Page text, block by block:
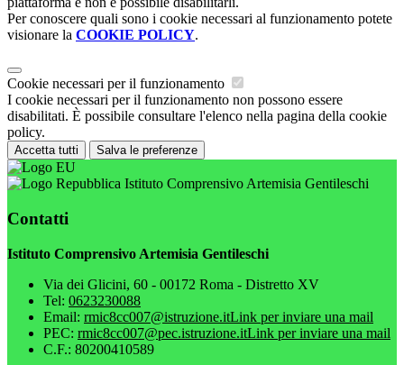
Per conoscere quali sono i cookie necessari al funzionamento potete
visionare la COOKIE POLICY.
Cookie necessari per il funzionamento
I cookie necessari per il funzionamento non possono essere
disabilitati. È possibile consultare l'elenco nella pagina della cookie
policy.
Accetta tutti Salva le preferenze
Istituto Comprensivo Artemisia Gentileschi
Contatti
Istituto Comprensivo Artemisia Gentileschi
Via dei Glicini, 60 - 00172 Roma - Distretto XV
Tel: 0623230088
Email: rmic8cc007@istruzione.itLink per inviare una mail
PEC: rmic8cc007@pec.istruzione.itLink per inviare una mail
C.F.: 80200410589